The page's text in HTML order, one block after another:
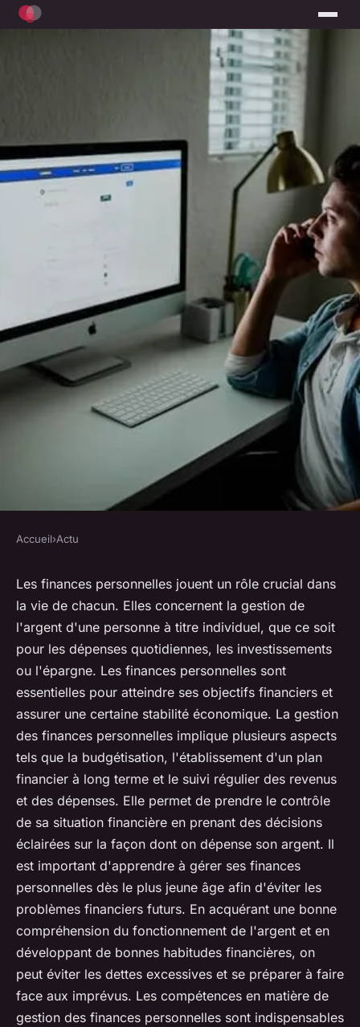
Conseils en Finance
Personnelle : Gérez Vos
Finances avec Sagesse
•8 novembre 2023•4 min de lecture
Accueil›Actu
Les finances personnelles jouent un rôle crucial dans
la vie de chacun. Elles concernent la gestion de
l'argent d'une personne à titre individuel, que ce soit
pour les dépenses quotidiennes, les investissements
ou l'épargne. Les finances personnelles sont
essentielles pour atteindre ses objectifs financiers et
assurer une certaine stabilité économique. La gestion
des finances personnelles implique plusieurs aspects
tels que la budgétisation, l'établissement d'un plan
financier à long terme et le suivi régulier des revenus
et des dépenses. Elle permet de prendre le contrôle
de sa situation financière en prenant des décisions
éclairées sur la façon dont on dépense son argent. Il
est important d'apprendre à gérer ses finances
personnelles dès le plus jeune âge afin d'éviter les
problèmes financiers futurs. En acquérant une bonne
compréhension du fonctionnement de l'argent et en
développant de bonnes habitudes financières, on
peut éviter les dettes excessives et se préparer à faire
face aux imprévus. Les compétences en matière de
gestion des finances personnelles sont indispensables